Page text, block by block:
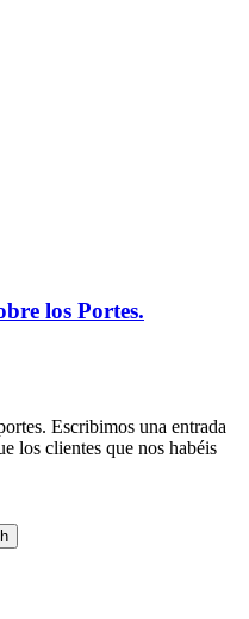
los Portes.
Escribimos una entrada
los clientes que nos habéis